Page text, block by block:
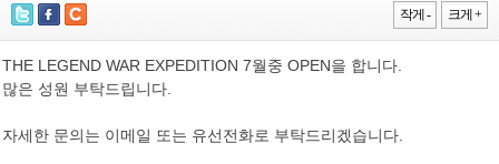
작게 - 크게 +
THE LEGEND WAR EXPEDITION 7월중 OPEN을 합니다.
많은 성원 부탁드립니다.
자세한 문의는 이메일 또는 유선전화로 부탁드리겠습니다.